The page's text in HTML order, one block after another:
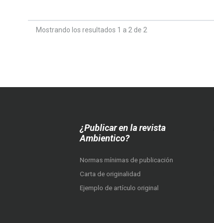
Mostrando los resultados 1 a 2 de 2
¿Publicar en la revista
Ambientico?
Normas mínimas de publicación
Carta de originalidad
Ejemplo de artículo original